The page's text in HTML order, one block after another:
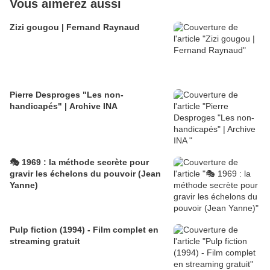
Vous aimerez aussi
Zizi gougou | Fernand Raynaud
Pierre Desproges "Les non-
handicapés" | Archive INA
🎭 1969 : la méthode secrète pour
gravir les échelons du pouvoir (Jean
Yanne)
Pulp fiction (1994) - Film complet en
streaming gratuit